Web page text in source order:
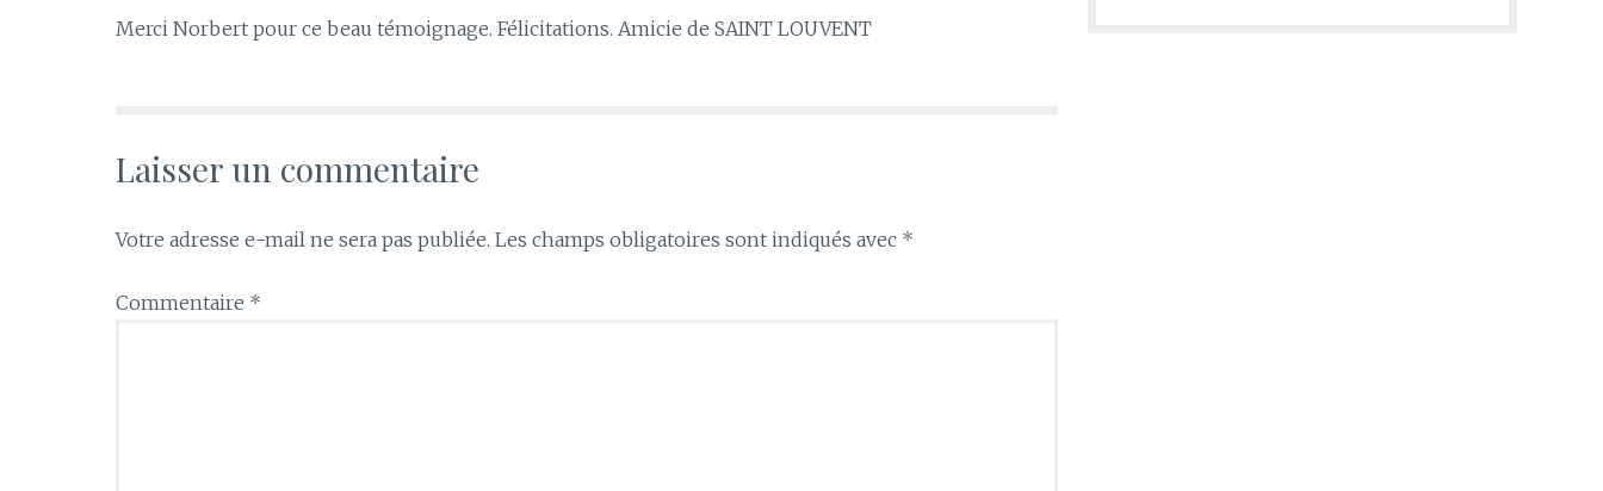
Merci Norbert pour ce beau témoignage. Félicitations. Amicie de SAINT LOUVENT
Laisser un commentaire
Votre adresse e-mail ne sera pas publiée. Les champs obligatoires sont indiqués avec *
Commentaire *